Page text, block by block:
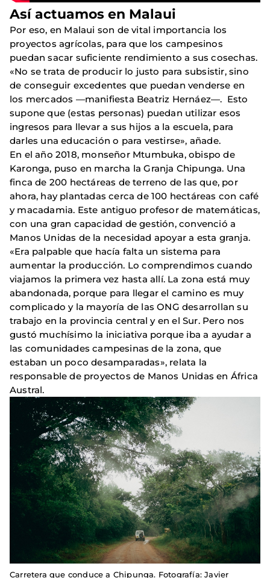
Así actuamos en Malaui
Por eso, en Malaui son de vital importancia los
proyectos agrícolas, para que los campesinos
puedan sacar suficiente rendimiento a sus cosechas.
«No se trata de producir lo justo para subsistir, sino
de conseguir excedentes que puedan venderse en
los mercados —manifiesta Beatriz Hernáez—. Esto
supone que (estas personas) puedan utilizar esos
ingresos para llevar a sus hijos a la escuela, para
darles una educación o para vestirse», añade.
En el año 2018, monseñor Mtumbuka, obispo de
Karonga, puso en marcha la Granja Chipunga. Una
finca de 200 hectáreas de terreno de las que, por
ahora, hay plantadas cerca de 100 hectáreas con café
y macadamia. Este antiguo profesor de matemáticas,
con una gran capacidad de gestión, convenció a
Manos Unidas de la necesidad apoyar a esta granja.
«Era palpable que hacía falta un sistema para
aumentar la producción. Lo comprendimos cuando
viajamos la primera vez hasta allí. La zona está muy
abandonada, porque para llegar el camino es muy
complicado y la mayoría de las ONG desarrollan su
trabajo en la provincia central y en el Sur. Pero nos
gustó muchísimo la iniciativa porque iba a ayudar a
las comunidades campesinas de la zona, que
estaban un poco desamparadas», relata la
responsable de proyectos de Manos Unidas en África
Austral.
Carretera que conduce a Chipunga. Fotografía: Javier